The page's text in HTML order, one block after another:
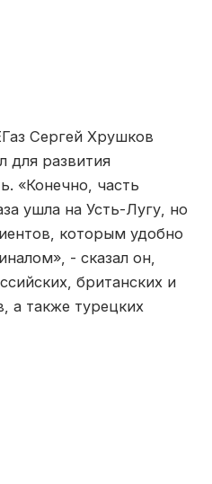
Сергей Хрушков
для развития
«Конечно, часть
ушла на Усть-Лугу, но
которым удобно
- сказал он,
британских и
а также турецких